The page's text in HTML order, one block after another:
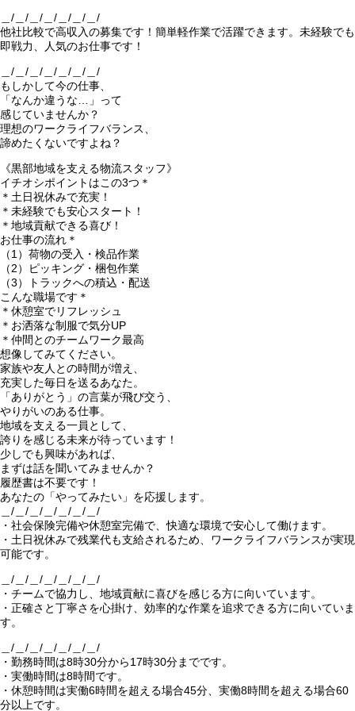
＿/＿/＿/＿/＿/＿/＿/
他社比較で高収入の募集です！簡単軽作業で活躍できます。未経験でも
即戦力、人気のお仕事です！
＿/＿/＿/＿/＿/＿/＿/
もしかして今の仕事、
「なんか違うな…」って
感じていませんか？
理想のワークライフバランス、
諦めたくないですよね？
《黒部地域を支える物流スタッフ》
イチオシポイントはこの3つ＊
＊土日祝休みで充実！
＊未経験でも安心スタート！
＊地域貢献できる喜び！
お仕事の流れ＊
（1）荷物の受入・検品作業
（2）ピッキング・梱包作業
（3）トラックへの積込・配送
こんな職場です＊
＊休憩室でリフレッシュ
＊お洒落な制服で気分UP
＊仲間とのチームワーク最高
想像してみてください。
家族や友人との時間が増え、
充実した毎日を送るあなた。
「ありがとう」の言葉が飛び交う、
やりがいのある仕事。
地域を支える一員として、
誇りを感じる未来が待っています！
少しでも興味があれば、
まずは話を聞いてみませんか？
履歴書は不要です！
あなたの「やってみたい」を応援します。
＿/＿/＿/＿/＿/＿/＿/
・社会保険完備や休憩室完備で、快適な環境で安心して働けます。
・土日祝休みで残業代も支給されるため、ワークライフバランスが実現
可能です。
＿/＿/＿/＿/＿/＿/＿/
・チームで協力し、地域貢献に喜びを感じる方に向いています。
・正確さと丁寧さを心掛け、効率的な作業を追求できる方に向いていま
す。
＿/＿/＿/＿/＿/＿/＿/
・勤務時間は8時30分から17時30分までです。
・実働時間は8時間です。
・休憩時間は実働6時間を超える場合45分、実働8時間を超える場合60
分以上です。